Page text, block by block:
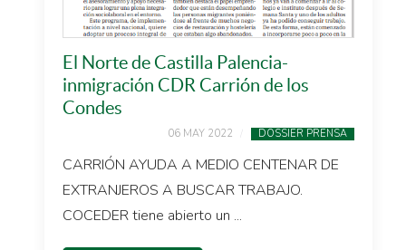
El Norte de Castilla Palencia-
inmigración CDR Carrión de los
Condes
06 MAY 2022 DOSSIER PRENSA
CARRIÓN AYUDA A MEDIO CENTENAR DE
EXTRANJEROS A BUSCAR TRABAJO.
COCEDER tiene abierto un ...